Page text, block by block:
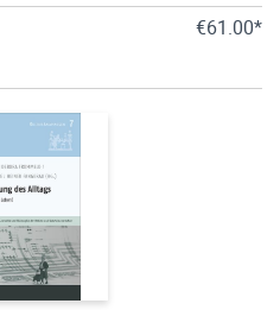
€61.00*